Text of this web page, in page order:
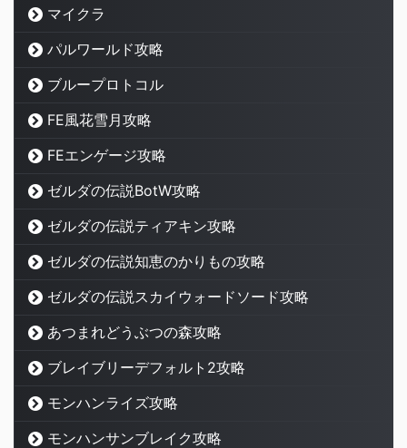
マイクラ
パルワールド攻略
ブループロトコル
FE風花雪月攻略
FEエンゲージ攻略
ゼルダの伝説BotW攻略
ゼルダの伝説ティアキン攻略
ゼルダの伝説知恵のかりもの攻略
ゼルダの伝説スカイウォードソード攻略
あつまれどうぶつの森攻略
ブレイブリーデフォルト2攻略
モンハンライズ攻略
モンハンサンブレイク攻略